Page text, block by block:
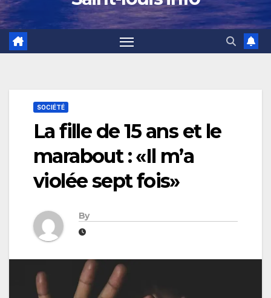
SOCIÉTÉ
La fille de 15 ans et le
marabout : «Il m’a
violée sept fois»
By